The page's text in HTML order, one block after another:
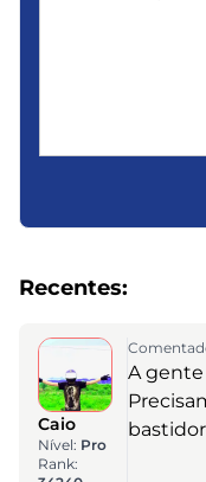
Recentes:
Caio
Nível: Pro
Rank:
A